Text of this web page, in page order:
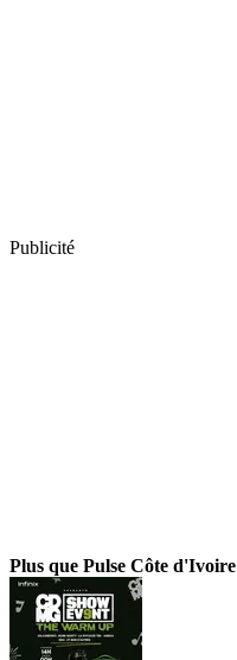
Publicité
Plus que Pulse Côte d'Ivoire